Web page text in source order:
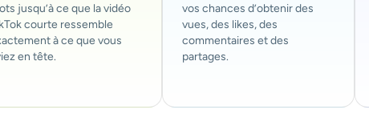
jusqu’à ce que la vidéo
courte ressemble
à ce que vous
en tête.
vos chances d’obtenir des
vues, des likes, des
commentaires et des
partages.